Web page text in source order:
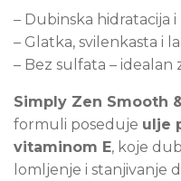
– Dubinska hidratacija
– Glatka, svilenkasta i
– Bez sulfata –
Simply Zen Smooth
formuli poseduje ulje
vitaminom E, koje
lomljenje i stanjivanje